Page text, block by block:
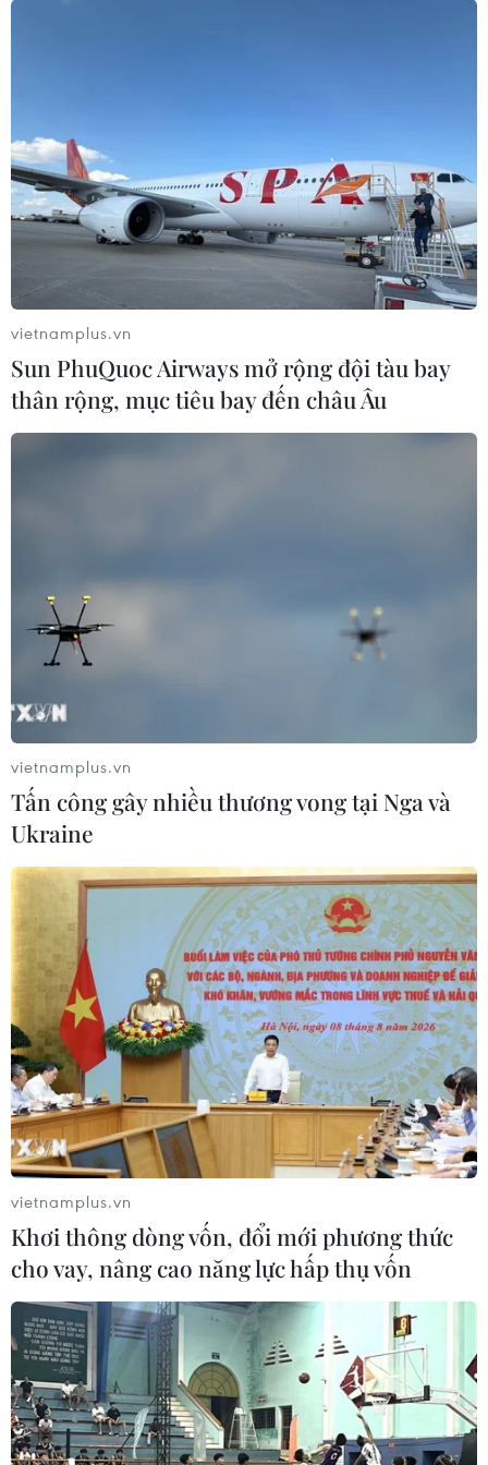
vietnamplus.vn
Sun PhuQuoc Airways mở rộng đội tàu bay
thân rộng, mục tiêu bay đến châu Âu
vietnamplus.vn
Tấn công gây nhiều thương vong tại Nga và
Ukraine
vietnamplus.vn
Khơi thông dòng vốn, đổi mới phương thức
cho vay, nâng cao năng lực hấp thụ vốn